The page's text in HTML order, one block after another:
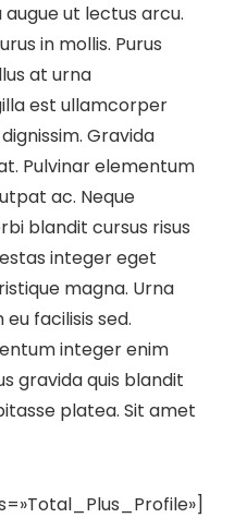
ut lectus arcu.
in mollis. Purus
at urna
est ullamcorper
Gravida
Pulvinar elementum
ac. Neque
blandit cursus risus
integer eget
magna. Urna
facilisis sed.
integer enim
gravida quis blandit
platea. Sit amet